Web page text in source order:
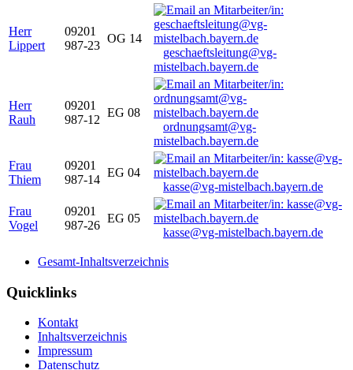
Herr
Lippert
09201
987-23
OG 14
geschaeftsleitung@vg-
mistelbach.bayern.de
Herr
Rauh
09201
987-12
EG 08
ordnungsamt@vg-
mistelbach.bayern.de
Frau
Thiem
09201
987-14
EG 04
kasse@vg-mistelbach.bayern.de
Frau
Vogel
09201
987-26
EG 05
kasse@vg-mistelbach.bayern.de
Gesamt-Inhaltsverzeichnis
Quicklinks
Kontakt
Inhaltsverzeichnis
Impressum
Datenschutz